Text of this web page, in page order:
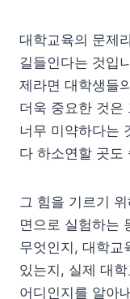
대학교육의 문제
길들인다는 것입
제라면 대학생들
더욱 중요한 것은
너무 미약하다는
다 하소연할 곳도
그 힘을 기르기
면으로 실험하는
무엇인지, 대학교
있는지, 실제 대
어디인지를 알아